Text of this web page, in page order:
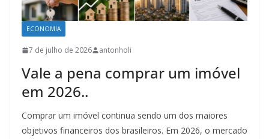
ECONOMIA
7 de julho de 2026 antonholi
Vale a pena comprar um imóvel
em 2026..
Comprar um imóvel continua sendo um dos maiores
objetivos financeiros dos brasileiros. Em 2026, o mercado